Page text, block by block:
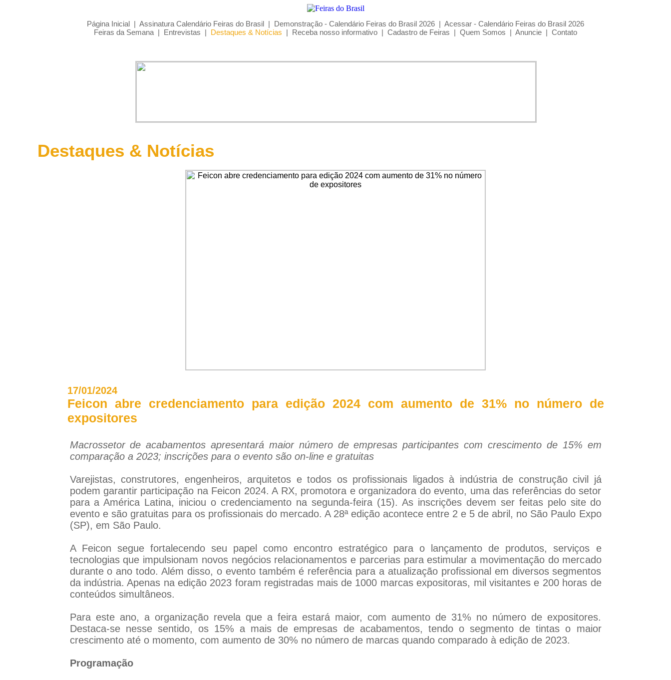
Página Inicial | Assinatura Calendário Feiras do Brasil | Demonstração - Calendário Feiras do Brasil 2026 | Acessar - Calendário Feiras do Brasil 2026
Feiras da Semana | Entrevistas | Destaques & Notícias | Receba nosso informativo | Cadastro de Feiras | Quem Somos | Anuncie | Contato
Destaques & Notícias
17/01/2024
Feicon abre credenciamento para edição 2024 com aumento de 31% no número de
expositores
Macrossetor de acabamentos apresentará maior número de empresas participantes com crescimento de 15% em
comparação a 2023; inscrições para o evento são on-line e gratuitas
Varejistas, construtores, engenheiros, arquitetos e todos os profissionais ligados à indústria de construção civil já
podem garantir participação na Feicon 2024. A RX, promotora e organizadora do evento, uma das referências do setor
para a América Latina, iniciou o credenciamento na segunda-feira (15). As inscrições devem ser feitas pelo site do
evento e são gratuitas para os profissionais do mercado. A 28ª edição acontece entre 2 e 5 de abril, no São Paulo Expo
(SP), em São Paulo.
A Feicon segue fortalecendo seu papel como encontro estratégico para o lançamento de produtos, serviços e
tecnologias que impulsionam novos negócios relacionamentos e parcerias para estimular a movimentação do mercado
durante o ano todo. Além disso, o evento também é referência para a atualização profissional em diversos segmentos
da indústria. Apenas na edição 2023 foram registradas mais de 1000 marcas expositoras, mil visitantes e 200 horas de
conteúdos simultâneos.
Para este ano, a organização revela que a feira estará maior, com aumento de 31% no número de expositores.
Destaca-se nesse sentido, os 15% a mais de empresas de acabamentos, tendo o segmento de tintas o maior
crescimento até o momento, com aumento de 30% no número de marcas quando comparado à edição de 2023.
Programação